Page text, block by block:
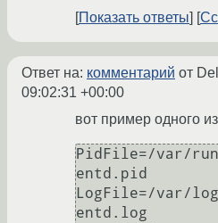
Показать ответы
Ответ на: комментарий от
09:02:31 +00:00
вот пример одного
PidFile=/var/
entd.pid
LogFile=/var/
entd.log